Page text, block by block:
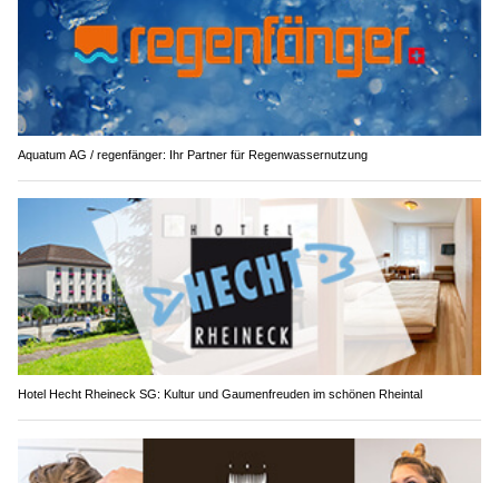
Aquatum AG / regenfänger: Ihr Partner für Regenwassernutzung
Hotel Hecht Rheineck SG: Kultur und Gaumenfreuden im schönen Rheintal